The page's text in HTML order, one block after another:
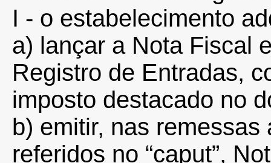
I - o estabelecimento
a) lançar a Nota Fiscal
Registro de Entradas,
imposto destacado no
b) emitir, nas
referidos no “caput”,